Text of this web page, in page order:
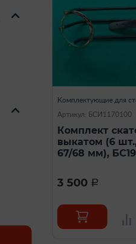
Комплектующие для
Артикул: БСИ1170100
Комплект
выкатом (6
67/68 мм),
3 500 a